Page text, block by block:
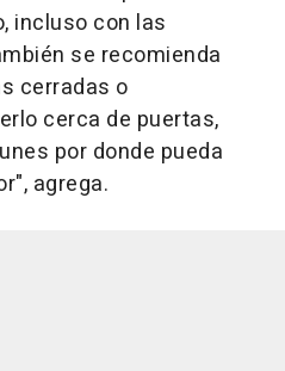
incluso con las
se recomienda
cerradas o
cerca de puertas,
por donde pueda
agrega.